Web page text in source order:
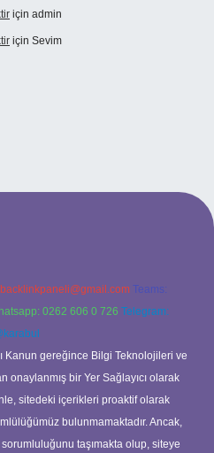
için admin
için Sevim
backlinkpaneli@gmail.com Teams:
0262 606 0 726 Telegram:
Kanun gereğince Bilgi Teknolojileri ve
onaylanmış bir Yer Sağlayıcı olarak
sitedeki içerikleri proaktif olarak
bulunmamaktadır. Ancak,
taşımakta olup, siteye